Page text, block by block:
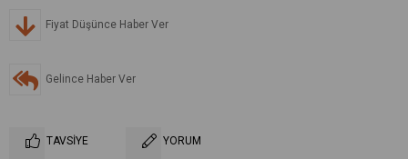
Fiyat Düşünce Haber Ver
Gelince Haber Ver
TAVSIYE YORUM